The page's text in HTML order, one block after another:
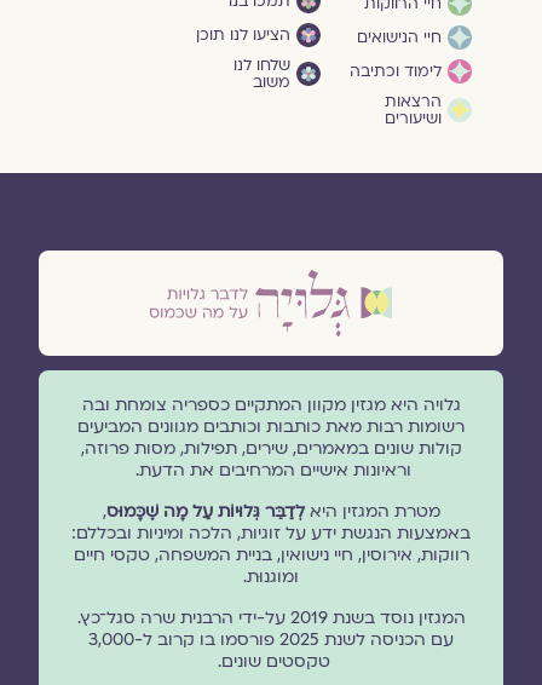
חיי הנישואים
לימוד וכתיבה
הרצאות
ושיעורים
הציעו לנו תוכן
שלחו לנו
משוב
גלויה היא מגזין מקוון המתקיים כספריה צומחת ובה
רשומות רבות מאת כותבות וכותבים מגוונים המביעים
קולות שונים במאמרים, שירים, תפילות, מסות פרוזה,
וראיונות אישיים המרחיבים את הדעת.
מטרת המגזין היאלְדַבֵּר גְּלוּיוֹת עַל מָה שֶׁכָּמוּס,
באמצעות הנגשת ידע על זוגיות, הלכה ומיניות ובכללם:
רווקות, אירוסין, חיי נישואין, בניית המשפחה, טקסי חיים
ומוגנוּת.
המגזין נוסד בשנת 2019 על-ידי הרבנית שרה סגל־כץ.
עם הכניסה לשנת 2025 פורסמו בו קרוב ל-3,000
טקסטים שונים.